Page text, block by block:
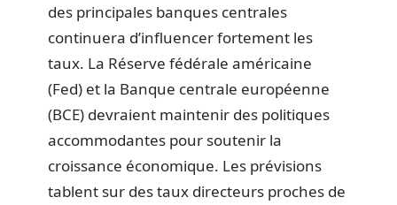
des principales banques centrales
continuera d’influencer fortement les
taux. La Réserve fédérale américaine
(Fed) et la Banque centrale européenne
(BCE) devraient maintenir des politiques
accommodantes pour soutenir la
croissance économique. Les prévisions
tablent sur des taux directeurs proches de